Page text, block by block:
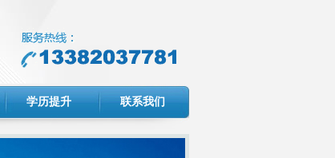
学历提升 联系我们